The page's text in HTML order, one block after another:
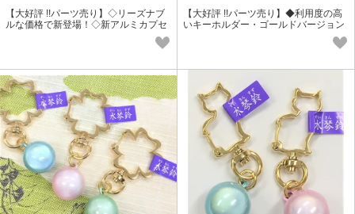
【大好評 !!パーツ売り】◇リーズナブ
ルな価格で新登場！◇新アルミカプセ
【大好評 !!パーツ売り】◆利用度の高
いキーホルダー・ゴールドバージョン